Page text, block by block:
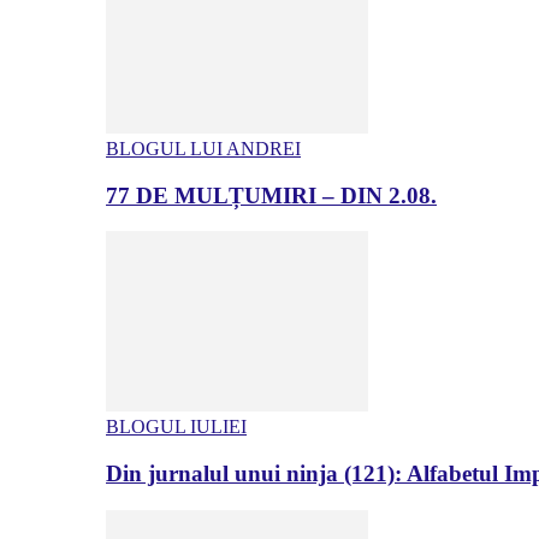
BLOGUL LUI ANDREI
77 DE MULȚUMIRI – DIN 2.08.
BLOGUL IULIEI
Din jurnalul unui ninja (121): Alfabetul